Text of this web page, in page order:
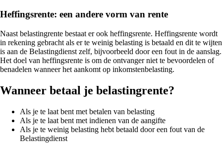
Heffingsrente: een andere vorm van rente
Naast belastingrente bestaat er ook heffingsrente. Heffingsrente wordt
in rekening gebracht als er te weinig belasting is betaald en dit te wijten
is aan de Belastingdienst zelf, bijvoorbeeld door een fout in de aanslag.
Het doel van heffingsrente is om de ontvanger niet te bevoordelen of
benadelen wanneer het aankomt op inkomstenbelasting.
Wanneer betaal je belastingrente?
Als je te laat bent met betalen van belasting
Als je te laat bent met indienen van de aangifte
Als je te weinig belasting hebt betaald door een fout van de
Belastingdienst